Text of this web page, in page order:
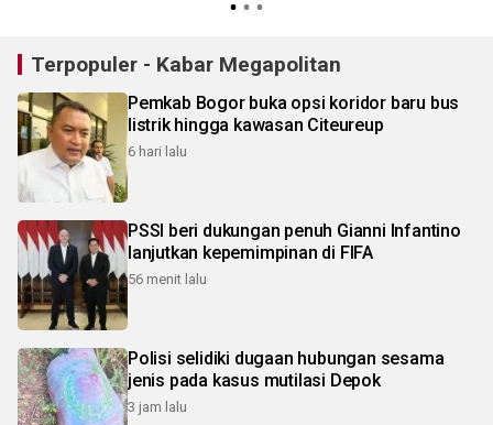
Terpopuler - Kabar Megapolitan
Pemkab Bogor buka opsi koridor baru bus
listrik hingga kawasan Citeureup
6 hari lalu
PSSI beri dukungan penuh Gianni Infantino
lanjutkan kepemimpinan di FIFA
56 menit lalu
Polisi selidiki dugaan hubungan sesama
jenis pada kasus mutilasi Depok
3 jam lalu